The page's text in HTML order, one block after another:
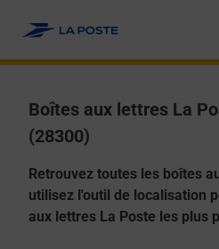
Boîtes aux lettres La
(28300)
Retrouvez toutes les boîtes
utilisez l'outil de localisation
aux lettres La Poste les plus